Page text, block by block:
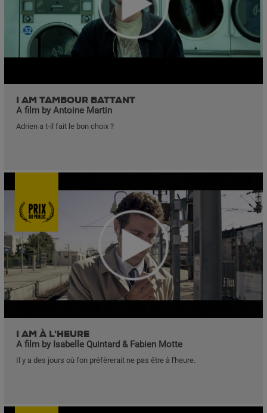
I AM TAMBOUR BATTANT
A film by Antoine Martin
Adrien a t-il fait le bon choix ?
I AM À L'HEURE
A film by Isabelle Quintard & Fabien Motte
Il y a des jours où l'on préfèrerait ne pas être à l'heure.